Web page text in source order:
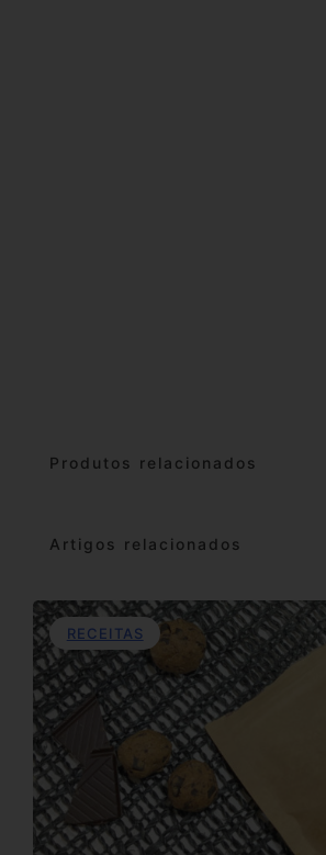
Produtos relacionados
Artigos relacionados
RECEITAS